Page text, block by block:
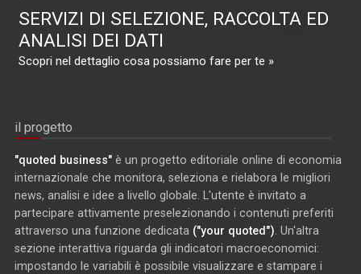
SERVIZI DI SELEZIONE, RACCOLTA ED
ANALISI DEI DATI
Scopri nel dettaglio cosa possiamo fare per te »
il progetto
"quoted business" è un progetto editoriale online di economia
internazionale che monitora, seleziona e rielabora le migliori
news, analisi e idee a livello globale. L'utente è invitato a
partecipare attivamente preselezionando i contenuti preferiti
attraverso una funzione dedicata ("your quoted") . Un'altra
sezione interattiva riguarda gli indicatori macroeconomici:
impostando le variabili è possibile visualizzare e stampare i